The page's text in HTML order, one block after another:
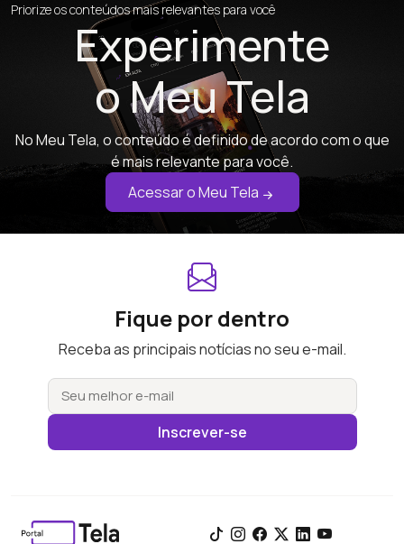
Priorize os conteúdos mais relevantes para você
Experimente
o Meu Tela
No Meu Tela, o conteúdo é definido de acordo com o que
é mais relevante para você.
Acessar o Meu Tela
Fique por dentro
Receba as principais notícias no seu e-mail.
Inscrever-se